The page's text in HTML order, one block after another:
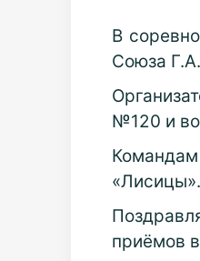
В
Союза
№120 и
Командам
«Лисицы».
приёмов